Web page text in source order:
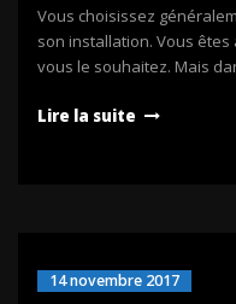
Vous choisissez
son installation. Vous êtes
vous le souhaitez. Mais
Lire la suite
14 novembre 2017